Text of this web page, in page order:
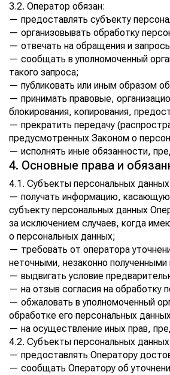
3.2. Оператор обязан:
— предоставлять субъекту
— организовывать обработку
— отвечать на обращения и
— сообщать в уполномоченный
такого запроса;
— публиковать или иным образом
— принимать правовые,
блокирования, копирования,
— прекратить передачу
предусмотренных Законом о
— исполнять иные обязанности,
4. Основные права и
4.1. Субъекты персональных
— получать информацию,
субъекту персональных данных
за исключением случаев, когда
о персональных данных;
— требовать от оператора
неточными, незаконно
— выдвигать условие
— на отзыв согласия на обработку
— обжаловать в уполномоченный
обработке его персональных
— на осуществление иных прав,
4.2. Субъекты персональных
— предоставлять Оператору
— сообщать Оператору об